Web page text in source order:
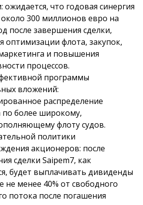
ожидается, что годовая синергия
около 300 миллионов евро на
после завершения сделки,
оптимизации флота, закупок,
и повышения
процессов.
программы
вложений:
распределение
по более широкому,
флоту судов.
политики
акционеров: после
сделки Saipem7, как
будет выплачивать дивиденды
не менее 40% от свободного
потока после погашения